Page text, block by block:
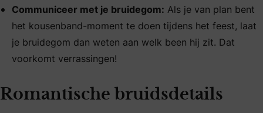
Communiceer met je bruidegom: Als je van plan bent
het kousenband-moment te doen tijdens het feest, laat
je bruidegom dan weten aan welk been hij zit. Dat
voorkomt verrassingen!
Romantische bruidsdetails